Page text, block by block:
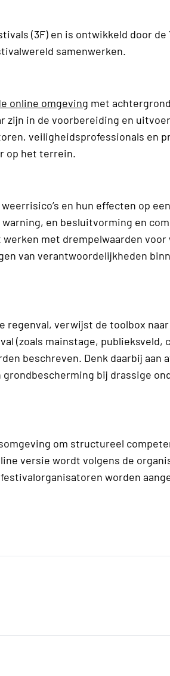
(3F) en is ontwikkeld door de
samenwerken.
online omgeving met
in de voorbereiding en
veiligheidsprofessionals en
op het terrein.
en hun effecten op
en besluitvorming en
met drempelwaarden voor
van verantwoordelijkheden
regenval, verwijst de toolbox
(zoals mainstage, publieksveld,
beschreven. Denk daarbij aan
bij drassige
om structureel
versie wordt volgens de
worden